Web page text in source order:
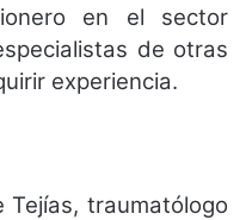
en el sector
de otras
experiencia.
Tejías, traumatólogo